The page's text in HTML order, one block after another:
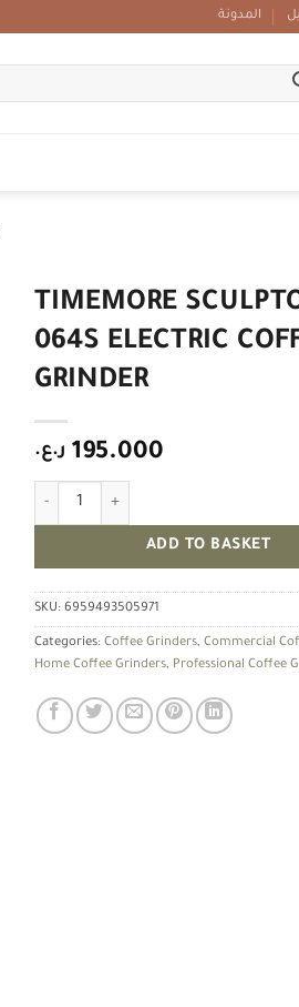
المدونة
TIMEMORE
064S ELECTRIC
GRINDER
195.000 ر.ع.
TIMEMORE SCULPTOR 064S ELECTRIC
ADD TO BASKET
SKU: 6959493505971
Categories: Coffee Grinders, Commercial
Home Coffee Grinders, Professional Coffee